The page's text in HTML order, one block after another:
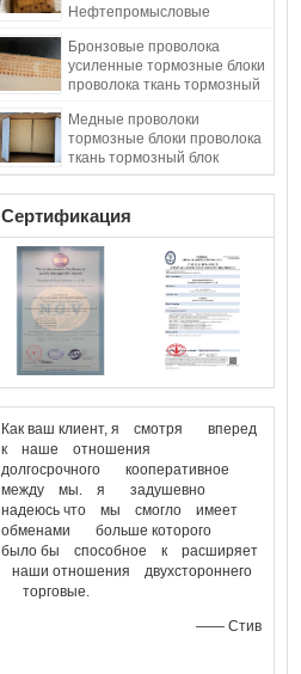
Нефтепромысловые
Материал для буровой
установки
Бронзовые проволока
усиленные тормозные блоки
проволока ткань тормозный
нефтяных скважин
Медные проволоки
тормозные блоки проволока
ткань тормозный блок
материал латунь проволока
усиленная
Сертификация
Как ваш клиент, я смотря вперед
к наше отношения
долгосрочного кооперативное
между мы. я задушевно
надеюсь что мы смогло имеет
обменами больше которого
было бы способное к расширяет
наши отношения двухстороннего
торговые.
—— Стив